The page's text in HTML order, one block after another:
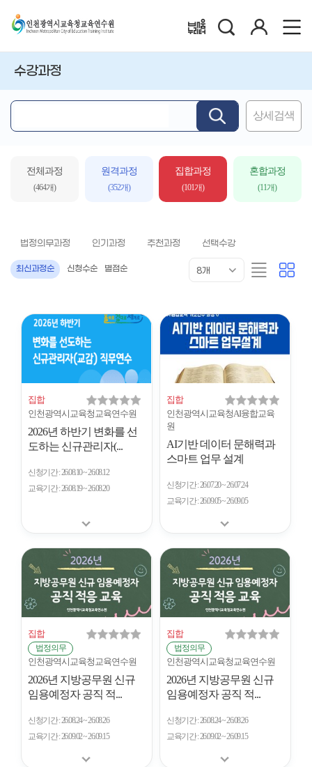
배움누리터
수강과정
심
상세검색
전체과정
(464개)
원격과정
(352개)
집합과정
(101개)
혼합과정
(11개)
법정의무과정 인기과정 추천과정 선택수강
최신과정순 신청수순 별점순
개
수
8개
리
스
카
드
집합
인천광역시교육청교육연수원
2026년 하반기 변화를 선
도하는 신규관리자(...
신청기간 26.08.10 ~ 26.08.12
교육기간 26.08.19 ~ 26.08.20
집합
인천광역시교육청AI융합교육
원
AI기반 데이터 문해력과
스마트 업무 설계
신청기간 26.07.20 ~ 26.07.24
교육기간 26.09.05 ~ 26.09.05
집합
법정의무
인천광역시교육청교육연수원
2026년 지방공무원 신규
임용예정자 공직 적...
신청기간 26.08.24 ~ 26.08.26
교육기간 26.09.02 ~ 26.09.15
집합
법정의무
인천광역시교육청교육연수원
2026년 지방공무원 신규
임용예정자 공직 적...
신청기간 26.08.24 ~ 26.08.26
교육기간 26.09.02 ~ 26.09.15